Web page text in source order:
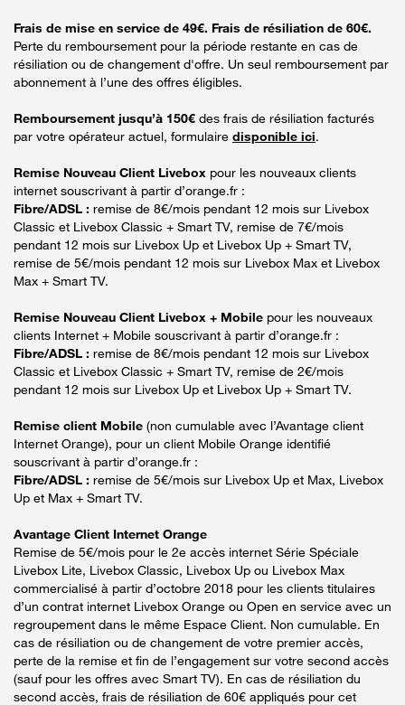
Frais de mise en service de 49€. Frais de résiliation de 60€.
Perte du remboursement pour la période restante en cas de
résiliation ou de changement d'offre. Un seul remboursement par
abonnement à l’une des offres éligibles.
Remboursement jusqu’à 150€ des frais de résiliation facturés
par votre opérateur actuel, formulaire disponible ici.
Remise Nouveau Client Livebox pour les nouveaux clients
internet souscrivant à partir d’orange.fr :
Fibre/ADSL : remise de 8€/mois pendant 12 mois sur Livebox
Classic et Livebox Classic + Smart TV, remise de 7€/mois
pendant 12 mois sur Livebox Up et Livebox Up + Smart TV,
remise de 5€/mois pendant 12 mois sur Livebox Max et Livebox
Max + Smart TV.
Remise Nouveau Client Livebox + Mobile pour les nouveaux
clients Internet + Mobile souscrivant à partir d’orange.fr :
Fibre/ADSL : remise de 8€/mois pendant 12 mois sur Livebox
Classic et Livebox Classic + Smart TV, remise de 2€/mois
pendant 12 mois sur Livebox Up et Livebox Up + Smart TV.
Remise client Mobile (non cumulable avec l’Avantage client
Internet Orange), pour un client Mobile Orange identifié
souscrivant à partir d’orange.fr :
Fibre/ADSL : remise de 5€/mois sur Livebox Up et Max, Livebox
Up et Max + Smart TV.
Avantage Client Internet Orange
Remise de 5€/mois pour le 2e accès internet Série Spéciale
Livebox Lite, Livebox Classic, Livebox Up ou Livebox Max
commercialisé à partir d’octobre 2018 pour les clients titulaires
d’un contrat internet Livebox Orange ou Open en service avec un
regroupement dans le même Espace Client. Non cumulable. En
cas de résiliation ou de changement de votre premier accès,
perte de la remise et fin de l’engagement sur votre second accès
(sauf pour les offres avec Smart TV). En cas de résiliation du
second accès, frais de résiliation de 60€ appliqués pour cet